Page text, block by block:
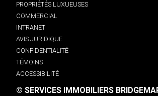
PROPRIÉTÉS LUXUEUSES
COMMERCIAL
INTRANET
AVIS JURIDIQUE
CONFIDENTIALITÉ
TÉMOINS
ACCESSIBILITÉ
© SERVICES IMMOBILIERS